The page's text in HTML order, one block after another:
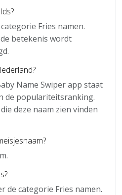
Fries namen.
betekenis wordt
Name Swiper app staat
de populariteitsranking.
deze naam zien vinden
de categorie Fries namen.